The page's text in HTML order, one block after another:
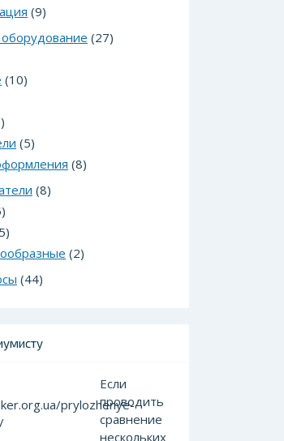
(9)
(27)
(10)
(5)
(8)
(8)
(2)
(44)
Если
проводить
сравнение
нескольких